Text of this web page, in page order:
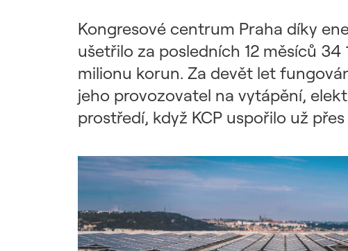
řetězec / ESG dotazník
Kongresové centrum Praha díky
ušetřilo za posledních 12 měsíců
milionu korun. Za devět let
jeho provozovatel na vytápění,
prostředí, když KCP uspořilo už